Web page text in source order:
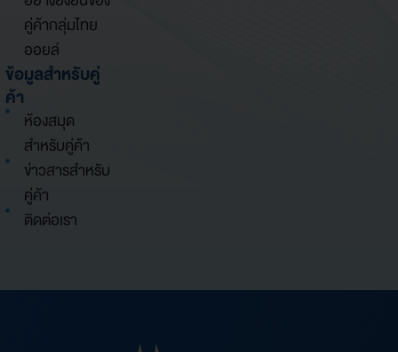
คู่ค้ากลุ่มไทย
ออยล์
ข้อมูลสำหรับคู่
ค้า
ห้องสมุด
สำหรับคู่ค้า
ข่าวสารสำหรับ
คู่ค้า
ติดต่อเรา